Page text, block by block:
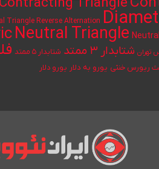
Triangle Reverse Alternation
Neutral Triangle
تهران شتابدار ۳ ممتد شتابدار ۵ ممتد
ریورس خنثی یورو به دلار یورو دلار